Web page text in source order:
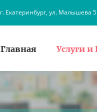
г. Екатеринбург, ул. Малышева
Главная Услуги